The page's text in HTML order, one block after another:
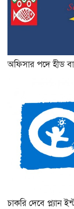
অফিসার পদে হীড
চাকরি দেবে প্ল্যান